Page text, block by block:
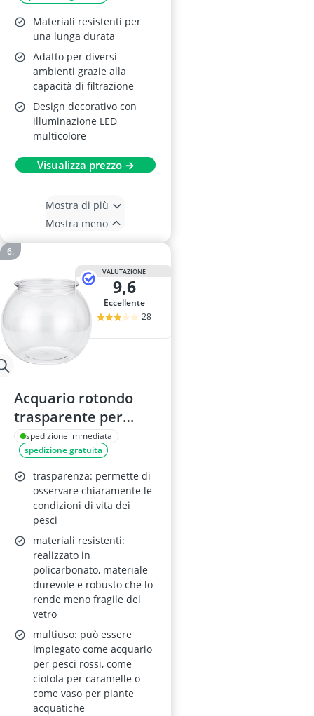
Materiali resistenti per
una lunga durata
Adatto per diversi
ambienti grazie alla
capacità di filtrazione
Design decorativo con
illuminazione LED
multicolore
Visualizza prezzo →
Mostra di più
Mostra meno
VALUTAZIONE
9,6
Eccellente
28
Acquario rotondo
trasparente per
pesci
spedizione immediata
spedizione gratuita
trasparenza: permette di
osservare chiaramente le
condizioni di vita dei
pesci
materiali resistenti:
realizzato in
policarbonato, materiale
durevole e robusto che lo
rende meno fragile del
vetro
multiuso: può essere
impiegato come acquario
per pesci rossi, come
ciotola per caramelle o
come vaso per piante
acquatiche